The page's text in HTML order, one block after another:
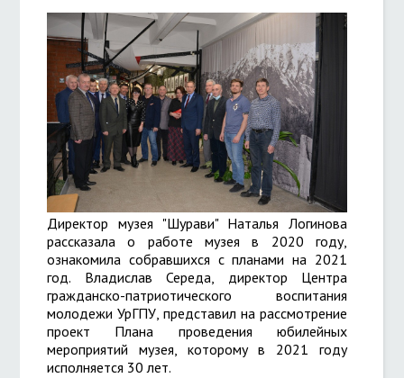
Директор музея "Шурави" Наталья Логинова
рассказала о работе музея в 2020 году,
ознакомила собравшихся с планами на 2021
год. Владислав Середа, директор Центра
гражданско-патриотического воспитания
молодежи УрГПУ, представил на рассмотрение
проект Плана проведения юбилейных
мероприятий музея, которому в 2021 году
исполняется 30 лет.